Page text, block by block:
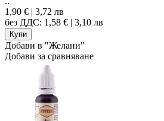
1,90 € | 3,72 лв
без ДДС: 1,58 € | 3,10 лв
Добави в "Желани"
Добави за сравняване